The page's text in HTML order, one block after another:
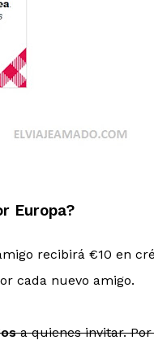
Europa?
recibirá €10 en
cada nuevo amigo.
a quienes invitar.